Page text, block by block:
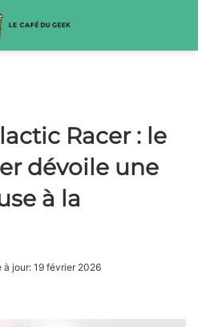
Racer : le
dévoile une
à la
à jour: 19 février 2026